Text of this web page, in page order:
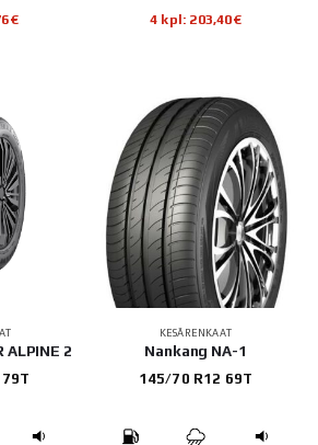
4 kpl: 203,40€
ALPINE 2
KESÄRENKAAT
Nankang NA-1
145/70 R12 69T